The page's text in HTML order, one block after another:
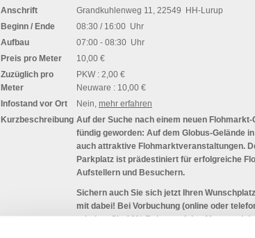
Anschrift
Grandkuhlenweg 11, 22549 HH-Lurup
Beginn / Ende
08:30 / 16:00 Uhr
Aufbau
07:00 - 08:30 Uhr
Preis pro Meter
10,00 €
Zuzüglich pro
Meter
PKW : 2,00 €
Neuware : 10,00 €
Infostand vor Ort
Nein, mehr erfahren
Kurzbeschreibung Auf der Suche nach einem neuen
fündig geworden: Auf dem Globus-Gelände
auch attraktive Flohmarktveranstaltungen.
Parkplatz ist prädestiniert für erfolgreiche
Aufstellern und Besuchern.
Sichern auch Sie sich jetzt Ihren
mit dabei! Bei Vorbuchung (online oder
erhalten Sie 10% Rabatt auf den Meterpreis!